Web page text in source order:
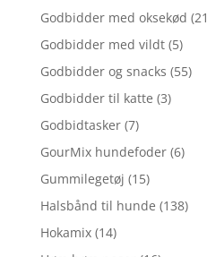
Godbidder med oksekød
Godbidder med vildt (5)
Godbidder og snacks (55)
Godbidder til katte (3)
Godbidtasker (7)
GourMix hundefoder (6)
Gummilegetøj (15)
Halsbånd til hunde (138)
Hokamix (14)